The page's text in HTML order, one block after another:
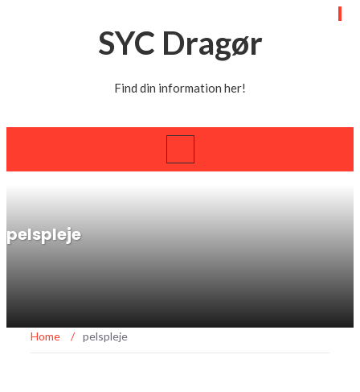
SYC Dragør
Find din information her!
pelspleje
Home / pelspleje